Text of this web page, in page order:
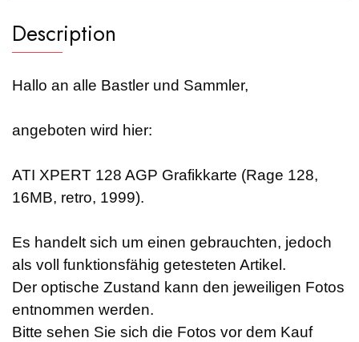
Description
Hallo an alle Bastler und Sammler,
angeboten wird hier:
ATI XPERT 128 AGP Grafikkarte (Rage 128,
16MB, retro, 1999).
Es handelt sich um einen gebrauchten, jedoch
als voll funktionsfähig getesteten Artikel.
Der optische Zustand kann den jeweiligen Fotos
entnommen werden.
Bitte sehen Sie sich die Fotos vor dem Kauf